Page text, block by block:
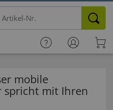
mobile
spricht mit Ihren